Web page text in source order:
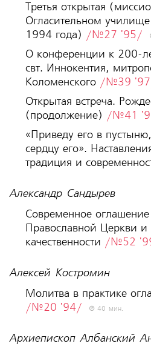
Третья открытая
Огласительном
1994 гoда) /№27 '95/
О конференции к 200-
свт. Иннокентия,
Коломенского /№39
Открытая встреча.
(продолжение) /№41
«Приведу его в
сердцу его».
традиция и
Александр Сандырев
Современное оглашение
Православной Церкви и
качественности /№52
Алексей Костромин
Молитва в практике
/№20 '94/
40 мин.
Архиепископ Албанский